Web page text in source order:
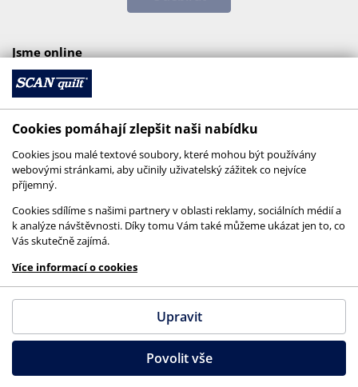
Jsme online
© 2026 SCANquilt - všechna práva vyhrazena
This site is protected by reCAPTCHA and the
GooglePrivacy PolicyandTerms of Serviceapply.
Cookies pomáhají zlepšit naši nabídku
Cookies jsou malé textové soubory, které mohou být používány
webovými stránkami, aby učinily uživatelský zážitek co nejvíce
příjemný.
Cookies sdílíme s našimi partnery v oblasti reklamy, sociálních médií a
k analýze návštěvnosti. Díky tomu Vám také můžeme ukázat jen to, co
Vás skutečně zajímá.
Více informací o cookies
Upravit
Povolit vše